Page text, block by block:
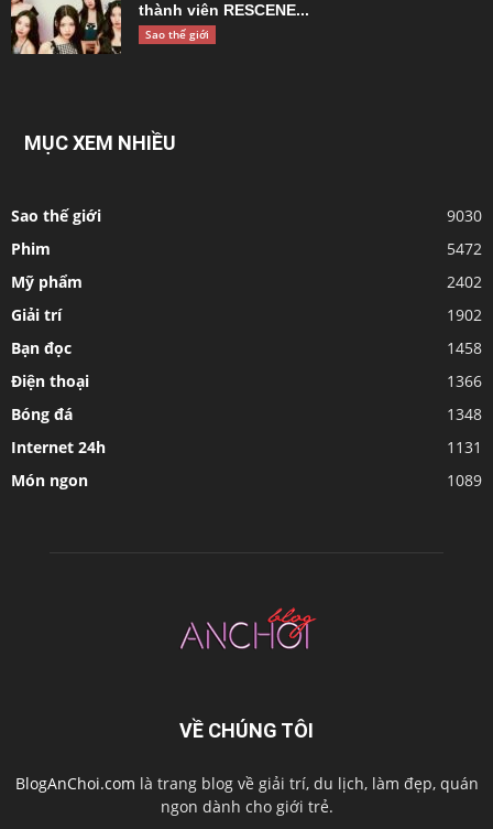
thành viên RESCENE...
Sao thế giới
MỤC XEM NHIỀU
Sao thế giới
9030
Phim
5472
Mỹ phẩm
2402
Giải trí
1902
Bạn đọc
1458
Điện thoại
1366
Bóng đá
1348
Internet 24h
1131
Món ngon
1089
VỀ CHÚNG TÔI
BlogAnChoi.com là trang blog về giải trí, du lịch, làm đẹp, quán
ngon dành cho giới trẻ.